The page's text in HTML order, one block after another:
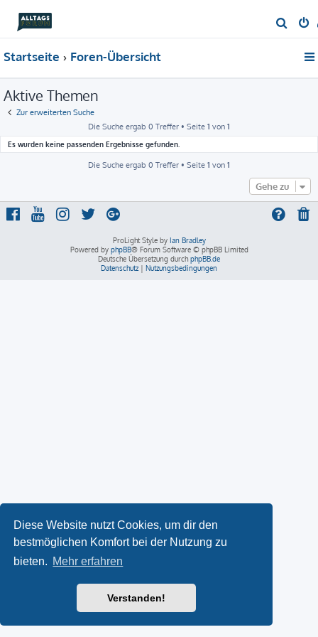
Diese Website nutzt Cookies, um dir den
bestmöglichen Komfort bei der Nutzung zu
bieten. Mehr erfahren
Verstanden!
u
Startseite Foren-Übersicht
Aktive Themen
Zur erweiterten Suche
Die Suche ergab 0 Treffer • Seite 1 von 1
Es wurden keine passenden Ergebnisse gefunden.
Die Suche ergab 0 Treffer • Seite 1 von 1
Gehe zu
ProLight Style by Ian Bradley
Powered by phpBB® Forum Software © phpBB Limited
Deutsche Übersetzung durch phpBB.de
Datenschutz | Nutzungsbedingungen